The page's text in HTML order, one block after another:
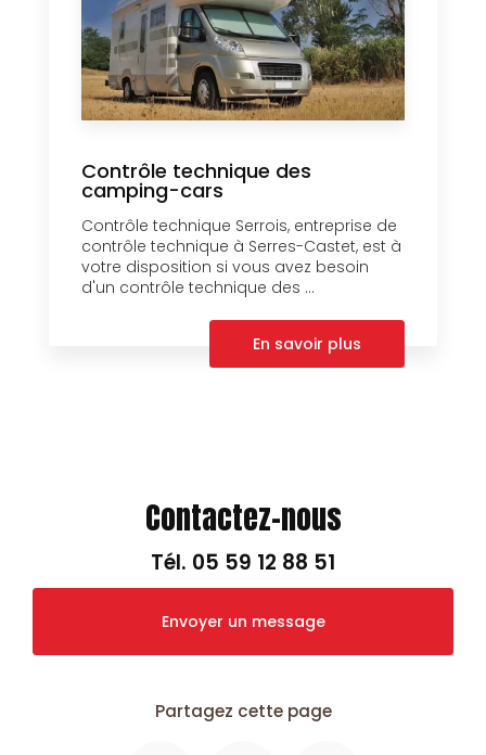
Contrôle technique des
camping-cars
Contrôle technique Serrois, entreprise de
contrôle technique à Serres-Castet, est à
votre disposition si vous avez besoin
d'un contrôle technique des ...
En savoir plus
Contactez-nous
Tél. 05 59 12 88 51
Envoyer un message
Partagez cette page